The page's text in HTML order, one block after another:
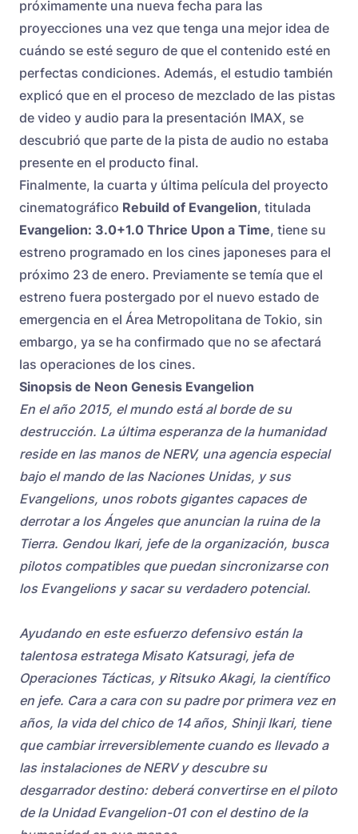
próximamente una nueva fecha para las
proyecciones una vez que tenga una mejor idea de
cuándo se esté seguro de que el contenido esté en
perfectas condiciones. Además, el estudio también
explicó que en el proceso de mezclado de las pistas
de video y audio para la presentación IMAX, se
descubrió que parte de la pista de audio no estaba
presente en el producto final.
Finalmente, la cuarta y última película del proyecto
cinematográfico Rebuild of Evangelion, titulada
Evangelion: 3.0+1.0 Thrice Upon a Time, tiene su
estreno programado en los cines japoneses para el
próximo 23 de enero. Previamente se temía que el
estreno fuera postergado por el nuevo estado de
emergencia en el Área Metropolitana de Tokio, sin
embargo, ya se ha confirmado que no se afectará
las operaciones de los cines.
Sinopsis de Neon Genesis Evangelion
En el año 2015, el mundo está al borde de su
destrucción. La última esperanza de la humanidad
reside en las manos de NERV, una agencia especial
bajo el mando de las Naciones Unidas, y sus
Evangelions, unos robots gigantes capaces de
derrotar a los Ángeles que anuncian la ruina de la
Tierra. Gendou Ikari, jefe de la organización, busca
pilotos compatibles que puedan sincronizarse con
los Evangelions y sacar su verdadero potencial.
Ayudando en este esfuerzo defensivo están la
talentosa estratega Misato Katsuragi, jefa de
Operaciones Tácticas, y Ritsuko Akagi, la científico
en jefe. Cara a cara con su padre por primera vez en
años, la vida del chico de 14 años, Shinji Ikari, tiene
que cambiar irreversiblemente cuando es llevado a
las instalaciones de NERV y descubre su
desgarrador destino: deberá convertirse en el piloto
de la Unidad Evangelion-01 con el destino de la